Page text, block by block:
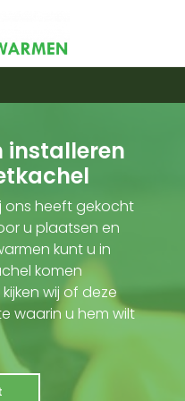
installeren
ons heeft gekocht
u plaatsen en
kunt u in
komen
wij of deze
waarin u hem wilt